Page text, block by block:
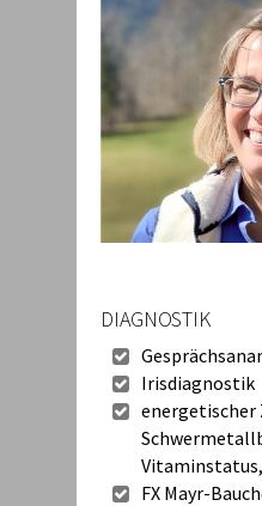
DIAGNOSTIK
Irisdiagnostik
energetischer
FX Mayr-